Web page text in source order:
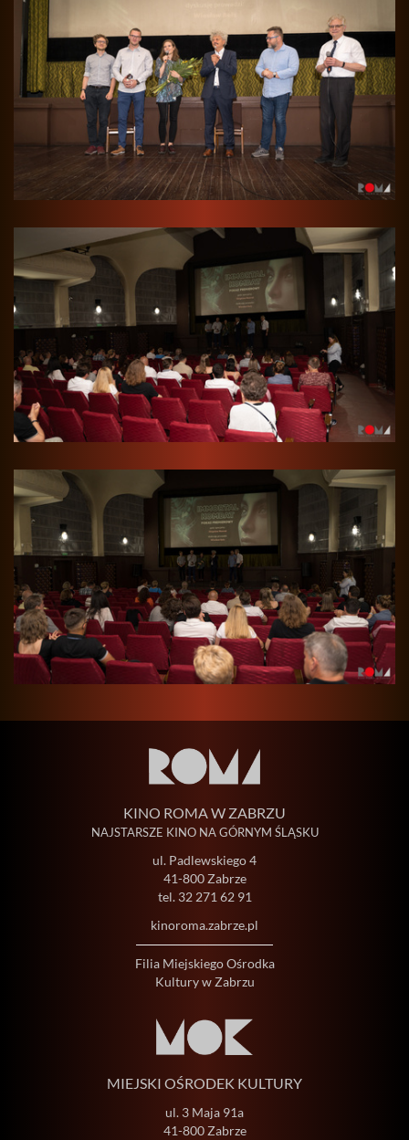
KINO ROMA W ZABRZU
NAJSTARSZE KINO NA GÓRNYM ŚLĄSKU
ul. Padlewskiego 4
41-800 Zabrze
tel. 32 271 62 91
kinoroma.zabrze.pl
Filia Miejskiego Ośrodka
Kultury w Zabrzu
MIEJSKI OŚRODEK KULTURY
ul. 3 Maja 91a
41-800 Zabrze